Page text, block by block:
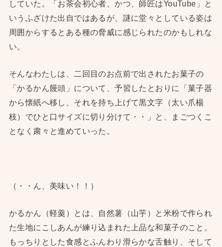
していた。「お茶会初心者、かつ、師匠はYouTube」と
いうふざけた出自ではあるが、謎に堂々としている姿は
周囲からするとある種の脅威に感じられたのかもしれな
い。
そんなわたしは、二回目のお点前で出されたお菓子の
「かるかん饅頭」について、予習したとおりに「菓子器
から懐紙へ移し、それを持ち上げて黒文字（太い爪楊
枝）でひと口サイズに切り分けて・・」と、まごつくこ
となく粛々と進めていった。
（・・ん、美味い！！）
かるかん（軽羹）とは、自然薯（山芋）と米粉で作られ
た生地にこしあんが練り込まれた上品な和菓子のこと。
もっちりとした食感とふんわり滑らかな舌触り、そして